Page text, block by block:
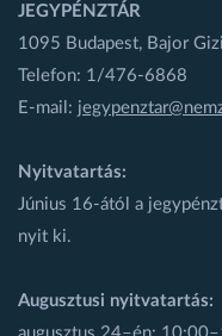
JEGYPÉNZTÁR
1095 Budapest, Bajor
Telefon: 1/476-6868
E-mail:
Nyitvatartás:
Június 16-ától a
nyit ki.
Augusztusi nyitvatartás: